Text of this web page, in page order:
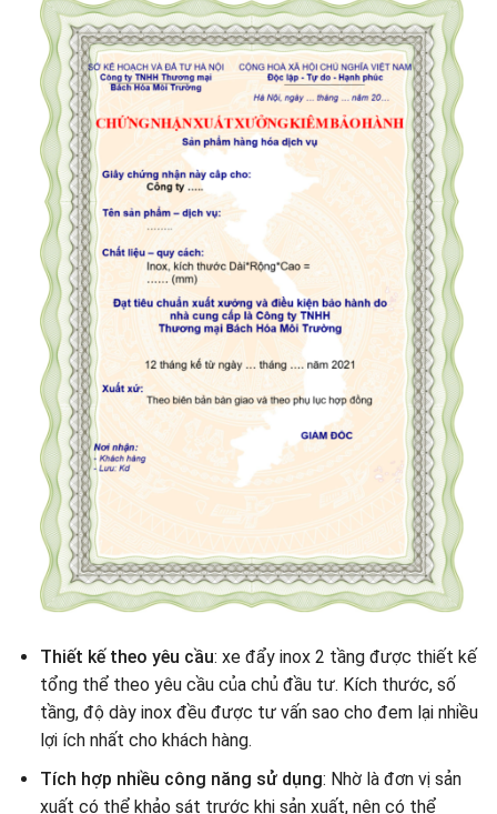
Thiết kế theo yêu cầu: xe đẩy inox 2 tầng được thiết kế
tổng thể theo yêu cầu của chủ đầu tư. Kích thước, số
tầng, độ dày inox đều được tư vấn sao cho đem lại nhiều
lợi ích nhất cho khách hàng.
Tích hợp nhiều công năng sử dụng: Nhờ là đơn vị sản
xuất có thể khảo sát trước khi sản xuất, nên có thể